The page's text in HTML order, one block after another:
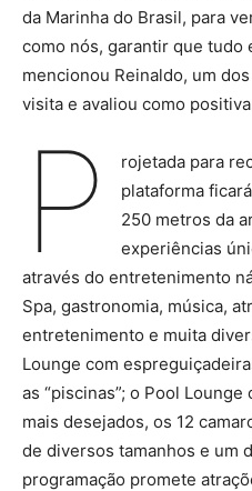
da Marinha do Brasil, para
como nós, garantir que tudo
mencionou Reinaldo, um
visita e avaliou como
P
rojetada para
plataforma
250 metros da
experiências
através do entretenimento
Spa, gastronomia, música,
entretenimento e muita
Lounge com
as “piscinas”; o Pool
mais desejados, os 12
de diversos tamanhos e um
programação promete